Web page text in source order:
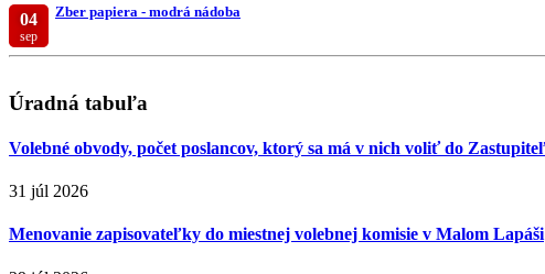
04
sep
Zber papiera - modrá nádoba
Úradná tabuľa
Volebné obvody, počet poslancov, ktorý sa má v nich voliť do
31 júl 2026
Menovanie zapisovateľky do miestnej volebnej komisie v Malom Lapáši